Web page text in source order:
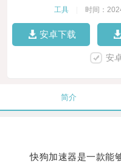
工具 时间：
安卓下载
安
简介
快狗加速器是一款能够